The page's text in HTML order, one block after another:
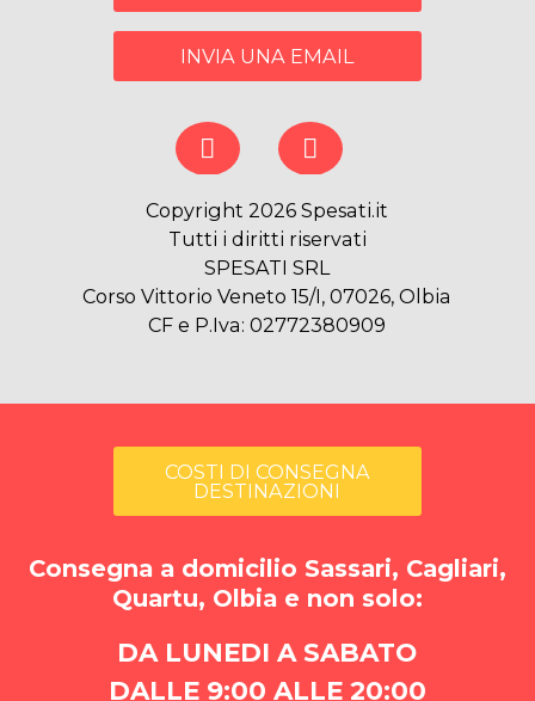
INVIA UNA EMAIL
Copyright 2026 Spesati.it
Tutti i diritti riservati
SPESATI SRL
Corso Vittorio Veneto 15/I, 07026, Olbia
CF e P.Iva: 02772380909
COSTI DI CONSEGNA
DESTINAZIONI
Consegna a domicilio Sassari, Cagliari,
Quartu, Olbia e non solo:
DA LUNEDI A SABATO
DALLE 9:00 ALLE 20:00